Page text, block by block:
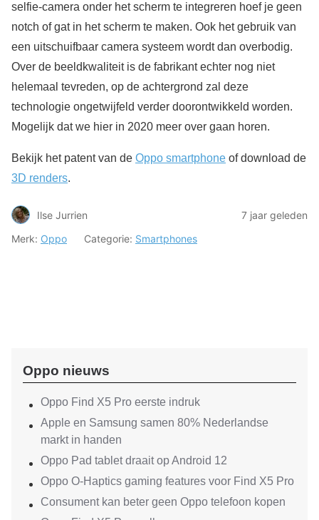
selfie-camera onder het scherm te integreren hoef je geen
notch of gat in het scherm te maken. Ook het gebruik van
een uitschuifbaar camera systeem wordt dan overbodig.
Over de beeldkwaliteit is de fabrikant echter nog niet
helemaal tevreden, op de achtergrond zal deze
technologie ongetwijfeld verder doorontwikkeld worden.
Mogelijk dat we hier in 2020 meer over gaan horen.
Bekijk het patent van de Oppo smartphone of download de
3D renders.
Ilse Jurrien
7 jaar geleden
Merk: Oppo Categorie: Smartphones
Oppo nieuws
Oppo Find X5 Pro eerste indruk
Apple en Samsung samen 80% Nederlandse
markt in handen
Oppo Pad tablet draait op Android 12
Oppo O-Haptics gaming features voor Find X5 Pro
Consument kan beter geen Oppo telefoon kopen